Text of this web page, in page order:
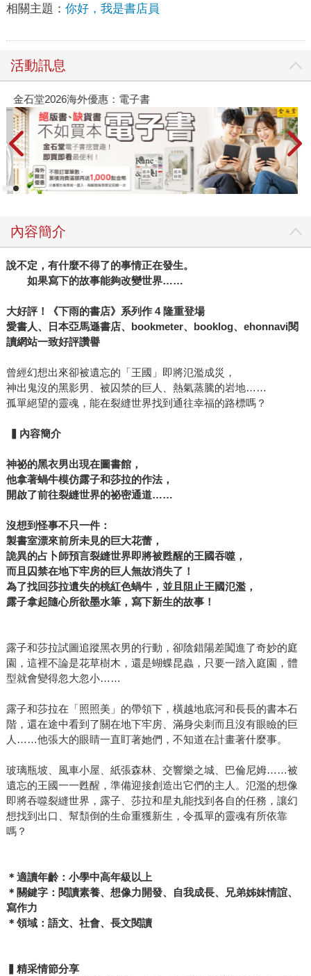
相關主題： 你好，我是書店員
活動訊息
金石堂2026海外優惠：電子書
內容簡介
說不定，有什麼不得了的事情正在發生。
如果寫下的故事能夠改變世界……
大好評！《下雨的書店》系列作 4 隆重登場
愛書人、日本亞馬遜書店、bookmeter、booklog、ehonnavi閱
讀網站一致好評讚譽
曾經幻想出來卻被遺忘的「王國」即將氾濫成災，
神出鬼沒的黑影男、被囚禁的巨人、熱氣蒸騰的岩地……
孤單絕望的靈魂，能在裂縫世界找到通往幸福的路標嗎？
▍內容簡介
神祕的黑衣男出現在圖書館，
他拿著蝸牛模仿露子和莎拉的作法，
開啟了前往裂縫世界的祕密通道……
沒想到怪事不只一件：
製書室漂來前所未見的巨大花蕾，
詭異的占卜師預言裂縫世界即將被甦醒的王國吞噬，
而且囚禁在地下牢房的巨人無故消失了！
為了找回莎拉遺失的桃紅色蝸牛，並且阻止王國氾濫，
露子拿起隨心所欲墨水筆，寫下新生的故事！
露子和莎拉試圖追蹤黑衣男的行動，卻陰錯陽差闖進了奇妙的庭
園，這裡不論是花草樹木，還是蝴蝶昆蟲，只要一踏入庭園，體
型就會變得忽大忽小……
露子和莎拉在「照照美」的帶領下，橫越地底河和長長的書本石
階，還在途中看到了關在地下牢房、滿身尖刺而且沒有眼瞼的巨
人……他張大的眼睛一直盯著她們，不知道在計畫著什麼事。
玻璃瓶坡、風車小屋、紙張森林、交響樂之城、巴倫尼姆……被
遺忘的王國一一甦醒，準備迎接創造出它們的主人。氾濫的想像
即將吞噬裂縫世界，露子、莎拉和星丸能找到各自的任務，讓幻
想找到出口、幫頹倒的生命重獲新生，令孤單的靈魂有所依靠
嗎？
＊適讀年齡：小學中高年級以上
＊關鍵字：閱讀素養、想像力開發、自我成長、兄弟姊妹情誼、
寫作力
＊領域：語文、社會、長文閱讀
▍精采情節分享